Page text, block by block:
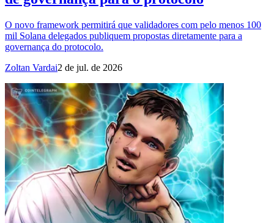
O novo framework permitirá que validadores com pelo menos 100
mil Solana delegados publiquem propostas diretamente para a
governança do protocolo.
Zoltan Vardai2 de jul. de 2026